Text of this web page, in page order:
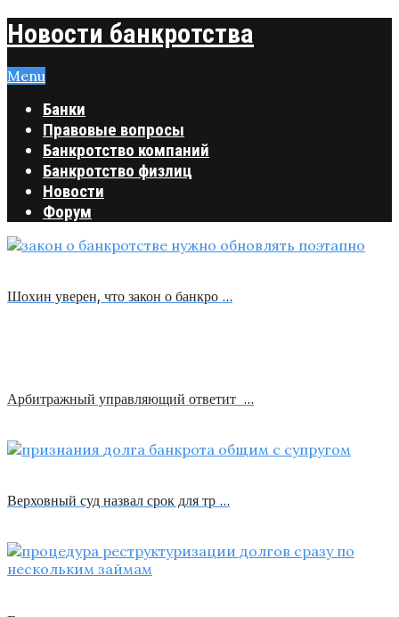
Новости банкротства
Menu
Банки
Правовые вопросы
Банкротство компаний
Банкротство физлиц
Новости
Форум
Шохин уверен, что закон о банкро …
Арбитражный управляющий ответит …
Верховный суд назвал срок для тр …